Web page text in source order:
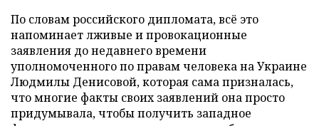
По словам российского дипломата, всё это
напоминает лживые и провокационные
заявления до недавнего времени
уполномоченного по правам человека на Украине
Людмилы Денисовой, которая сама призналась,
что многие факты своих заявлений она просто
придумывала, чтобы получить западное